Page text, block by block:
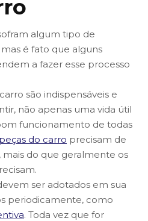
algum tipo de
é fato que alguns
a fazer esse processo
são indispensáveis e
não apenas uma vida útil
funcionamento de todas
peças do carro precisam de
mais do que geralmente os
ser adotados em sua
periodicamente, como
. Toda vez que for